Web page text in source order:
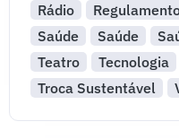
Rádio
Saúde
Saúde
Teatro
Tecnologia
Troca Sustentável